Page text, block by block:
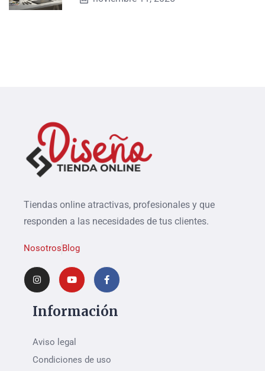
Tiendas online atractivas, profesionales y que
responden a las necesidades de tus clientes.
NosotrosBlog
Información
Aviso legal
Condiciones de uso